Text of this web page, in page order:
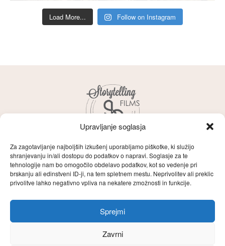
Upravljanje soglasja
Za zagotavljanje najboljših izkušenj uporabljamo piškotke, ki služijo
shranjevanju in/ali dostopu do podatkov o napravi. Soglasje za te
tehnologije nam bo omogočilo obdelavo podatkov, kot so vedenje pri
brskanju ali edinstveni ID-ji, na tem spletnem mestu. Neprivolitev ali preklic
privolitve lahko negativno vpliva na nekatere zmožnosti in funkcije.
Sprejmi
Zavrni
Load More... Follow on Instagram
Storytelling
Films O naju Zgodbe
English